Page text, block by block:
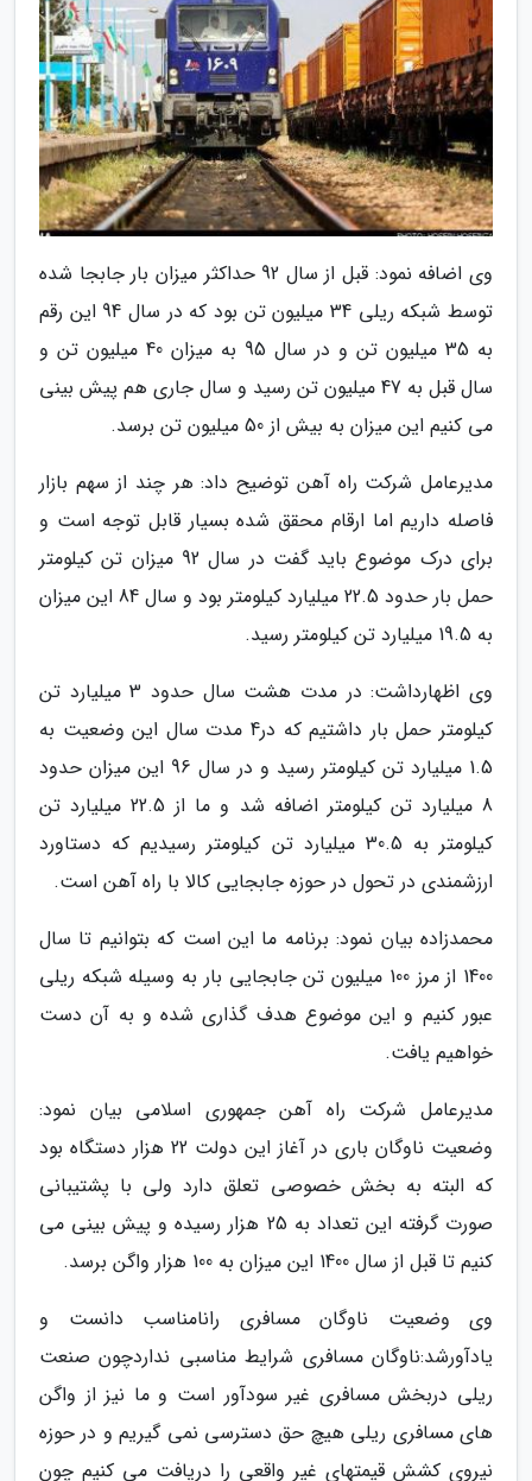
وی اضافه نمود: قبل از سال 92 حداکثر میزان بار جابجا شده
توسط شبکه ریلی 34 میلیون تن بود که در سال 94 این رقم
به 35 میلیون تن و در سال 95 به میزان 40 میلیون تن و
سال قبل به 47 میلیون تن رسید و سال جاری هم پیش بینی
می کنیم این میزان به بیش از 50 میلیون تن برسد.
مدیرعامل شرکت راه آهن توضیح داد: هر چند از سهم بازار
فاصله داریم اما ارقام محقق شده بسیار قابل توجه است و
برای درک موضوع باید گفت در سال 92 میزان تن کیلومتر
حمل بار حدود 22.5 میلیارد کیلومتر بود و سال 84 این میزان
به 19.5 میلیارد تن کیلومتر رسید.
وی اظهارداشت: در مدت هشت سال حدود 3 میلیارد تن
کیلومتر حمل بار داشتیم که در4 مدت سال این وضعیت به
1.5 میلیارد تن کیلومتر رسید و در سال 96 این میزان حدود
8 میلیارد تن کیلومتر اضافه شد و ما از 22.5 میلیارد تن
کیلومتر به 30.5 میلیارد تن کیلومتر رسیدیم که دستاورد
ارزشمندی در تحول در حوزه جابجایی کالا با راه آهن است.
محمدزاده بیان نمود: برنامه ما این است که بتوانیم تا سال
1400 از مرز 100 میلیون تن جابجایی بار به وسیله شبکه ریلی
عبور کنیم و این موضوع هدف گذاری شده و به آن دست
خواهیم یافت.
مدیرعامل شرکت راه آهن جمهوری اسلامی بیان نمود:
وضعیت ناوگان باری در آغاز این دولت 22 هزار دستگاه بود
که البته به بخش خصوصی تعلق دارد ولی با پشتیبانی
صورت گرفته این تعداد به 25 هزار رسیده و پیش بینی می
کنیم تا قبل از سال 1400 این میزان به 100 هزار واگن برسد.
وی وضعیت ناوگان مسافری رانامناسب دانست و
یادآورشد:ناوگان مسافری شرایط مناسبی نداردچون صنعت
ریلی دربخش مسافری غیر سودآور است و ما نیز از واگن
های مسافری ریلی هیچ حق دسترسی نمی گیریم و در حوزه
نیروی کشش قیمتهای غیر واقعی را دریافت می کنیم چون